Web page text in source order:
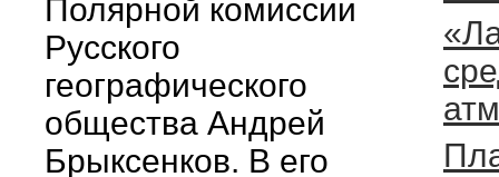
Полярной комиссии
Русского
географического
общества Андрей
Брыксенков. В его